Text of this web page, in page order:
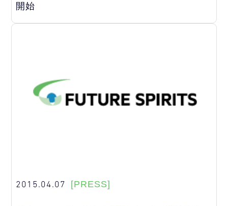
開始
2015.04.07 [PRESS]